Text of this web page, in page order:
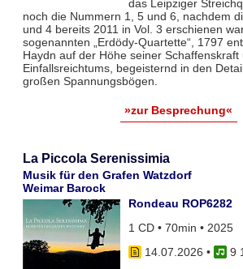
das Leipziger
noch die Nummern 1, 5 und 6, nachdem
und 4 bereits 2011 in Vol. 3 erschienen
sogenannten „Erdödy-Quartette“, 1797
Haydn auf der Höhe seiner Schaffenskraft
Einfallsreichtums, begeisternd in den
großen Spannungsbögen.
»zur Besprechung«
La Piccola Serenissimia
Musik für den Grafen Watzdorf
Weimar Barock
Rondeau ROP6282
1 CD • 70min • 2025
14.07.2026 •
9